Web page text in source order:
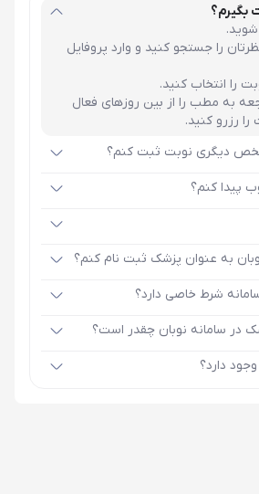
بگیرم؟
شوید.
را جستجو کنید و وارد پروفایل
را انتخاب کنید.
به مطب را از بین روزهای فعال
رزرو کنید.
شخص دیگری نوبت ثبت کنم؟
پیدا کنم؟
به عنوان پزشک ثبت نام کنم؟
شرط خاصی دارد؟
در سامانه نوبان چقدر است؟
دارد؟